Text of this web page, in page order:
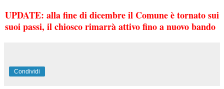
UPDATE: alla fine di dicembre il Comune è tornato sui
suoi passi, il chiosco rimarrà attivo fino a nuovo bando
Condividi